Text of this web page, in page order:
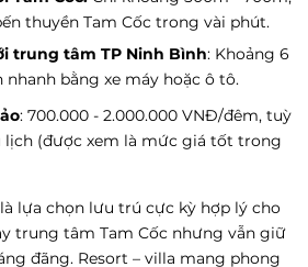
thuyền Tam Cốc trong vài phút.
trung tâm TP Ninh Bình: Khoảng 6
nhanh bằng xe máy hoặc ô tô.
: 700.000 - 2.000.000 VNĐ/đêm, tuỳ
lịch (được xem là mức giá tốt trong
lựa chọn lưu trú cực kỳ hợp lý cho
trung tâm Tam Cốc nhưng vẫn giữ
đãng. Resort – villa mang phong